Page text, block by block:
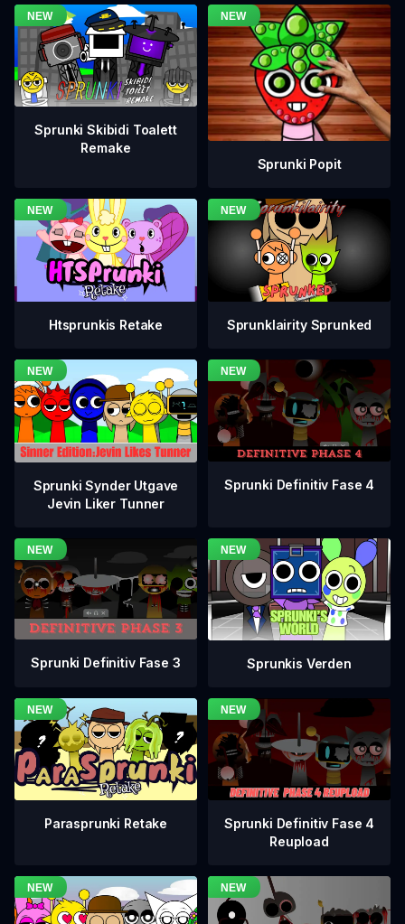
Sprunki Skibidi Toalett
Remake
Sprunki Popit
Htsprunkis Retake Sprunklairity Sprunked
Sprunki Synder Utgave
Jevin Liker Tunner
Sprunki Definitiv Fase 4
Sprunki Definitiv Fase 3 Sprunkis Verden
Parasprunki Retake
Sprunki Definitiv Fase 4
Reupload